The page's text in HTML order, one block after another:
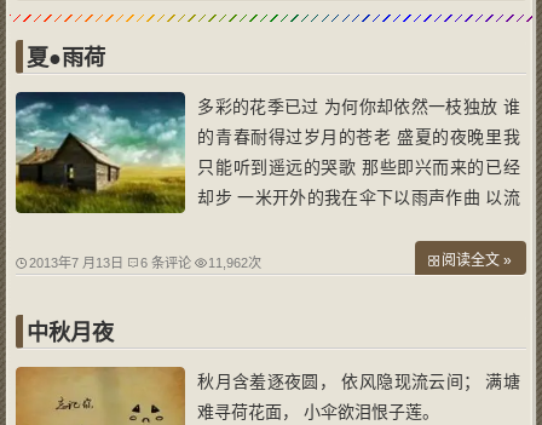
i
n
夏●雨荷
多彩的花季已过 为何你却依然一枝独放 谁
的青春耐得过岁月的苍老 盛夏的夜晚里我
只能听到遥远的哭歌 那些即兴而来的已经
却步 一米开外的我在伞下以雨声作曲 以流
的面容需要这一场雨的洗礼 多少心事啊 化
2013年7 月13日 6 条评论 11,962次 阅读全文 »
中秋月夜
秋月含羞逐夜圆， 依风隐现流云间； 满塘
难寻荷花面， 小伞欲泪恨子莲。